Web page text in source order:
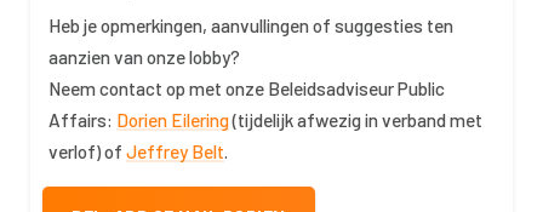
Heb je opmerkingen, aanvullingen of suggesties ten
aanzien van onze lobby?
Neem contact op met onze Beleidsadviseur Public
Affairs: Dorien Eilering(tijdelijk afwezig in verband met
verlof) of Jeffrey Belt.